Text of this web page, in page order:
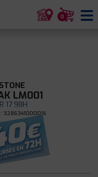
0
LM001
17 98H
: 3286341000016